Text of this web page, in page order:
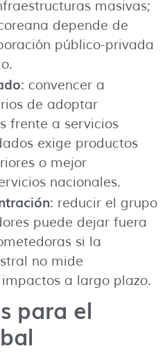
masivas;
depende de
público-privada
: convencer a
de adoptar
frente a servicios
exige productos
o mejor
nacionales.
: reducir el grupo
puede dejar fuera
si la
no mide
a largo plazo.
para el